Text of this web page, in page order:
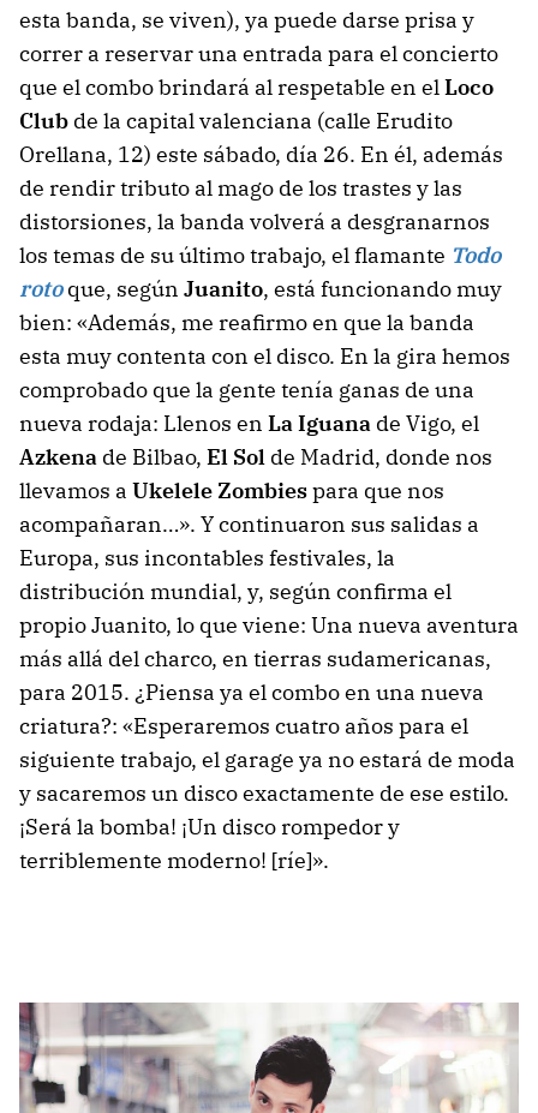
esta banda, se viven), ya puede darse prisa y
correr a reservar una entrada para el concierto
que el combo brindará al respetable en elLoco
Club de la capital valenciana (calle Erudito
Orellana, 12) este sábado, día 26. En él, además
de rendir tributo al mago de los trastes y las
distorsiones, la banda volverá a desgranarnos
los temas de su último trabajo, el flamante Todo
rotoque, según Juanito, está funcionando muy
bien: «Además, me reafirmo en que la banda
esta muy contenta con el disco. En la gira hemos
comprobado que la gente tenía ganas de una
nueva rodaja: Llenos en La Iguana de Vigo, el
Azkena de Bilbao, El Sol de Madrid, donde nos
llevamos a Ukelele Zombiespara que nos
acompañaran…». Y continuaron sus salidas a
Europa, sus incontables festivales, la
distribución mundial, y, según confirma el
propio Juanito, lo que viene: Una nueva aventura
más allá del charco, en tierras sudamericanas,
para 2015. ¿Piensa ya el combo en una nueva
criatura?: «Esperaremos cuatro años para el
siguiente trabajo, el garage ya no estará de moda
y sacaremos un disco exactamente de ese estilo.
¡Será la bomba! ¡Un disco rompedor y
terriblemente moderno! [ríe]».